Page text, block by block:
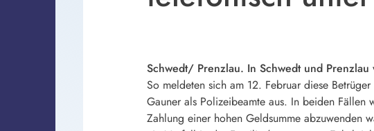
Schwedt/ Prenzlau. In Schwedt und
So meldeten sich am 12. Februar diese
Gauner als Polizeibeamte aus. In beiden Fällen
Zahlung einer hohen Geldsumme abzuwenden